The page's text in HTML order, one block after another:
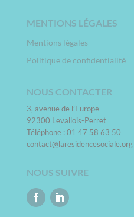
MENTIONS LÉGALES
Mentions légales
Politique de confidentialité
NOUS CONTACTER
3, avenue de l’Europe
92300 Levallois-Perret
Téléphone : 01 47 58 63 50
contact@laresidencesociale.org
NOUS SUIVRE